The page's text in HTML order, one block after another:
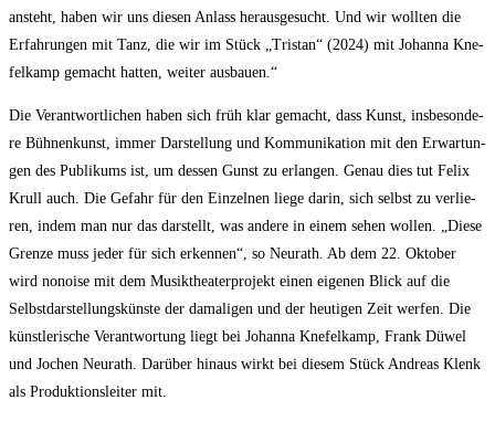
ansteht, haben wir uns die­sen Anlass her­aus­ge­sucht. Und wir woll­ten die
Erfah­run­gen mit Tanz, die wir im Stück „Tris­tan“ (2024) mit Johan­na Kne­
fel­kamp gemacht hat­ten, wei­ter ausbauen.“
Die Ver­ant­wort­li­chen haben sich früh klar gemacht, dass Kunst, ins­be­son­de­
re Büh­nen­kunst, immer Dar­stel­lung und Kom­mu­ni­ka­ti­on mit den Erwar­tun­
gen des Publi­kums ist, um des­sen Gunst zu erlan­gen. Genau dies tut Felix
Krull auch. Die Gefahr für den Ein­zel­nen lie­ge dar­in, sich selbst zu ver­lie­
ren, indem man nur das dar­stellt, was ande­re in einem sehen wol­len. „Die­se
Gren­ze muss jeder für sich erken­nen“, so Neu­r­a­th. Ab dem 22. Okto­ber
wird nonoi­se mit dem Musik­thea­ter­pro­jekt einen eige­nen Blick auf die
Selbst­dar­stel­lungs­küns­te der dama­li­gen und der heu­ti­gen Zeit wer­fen. Die
künst­le­ri­sche Ver­ant­wor­tung liegt bei Johan­na Kne­fel­kamp, Frank Düwel
und Jochen Neu­r­a­th. Dar­über hin­aus wirkt bei die­sem Stück Andre­as Klenk
als Pro­duk­ti­ons­lei­ter mit.